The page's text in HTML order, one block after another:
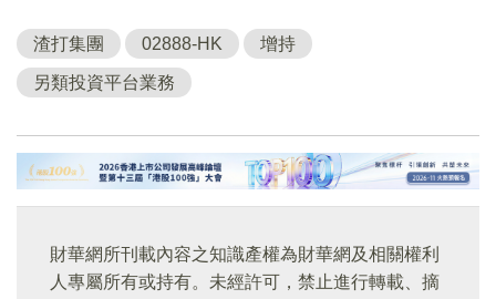
渣打集團 02888-HK 增持
另類投資平台業務
財華網所刊載內容之知識產權為財華網及相關權利
人專屬所有或持有。未經許可，禁止進行轉載、摘